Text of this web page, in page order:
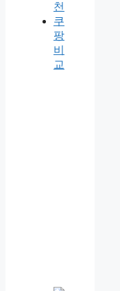
천
쿠
팡
비
교